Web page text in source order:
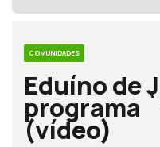
COMUNIDADES
Eduíno de
programa
(vídeo)